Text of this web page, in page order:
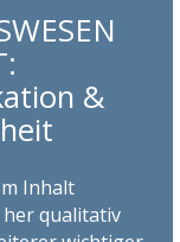
&
Inhalt
qualitativ